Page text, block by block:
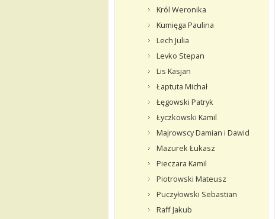
Król Weronika
Kumięga Paulina
Lech Julia
Levko Stepan
Lis Kasjan
Łaptuta Michał
Łęgowski Patryk
Łyczkowski Kamil
Majrowscy Damian i Dawid
Mazurek Łukasz
Pieczara Kamil
Piotrowski Mateusz
Puczyłowski Sebastian
Raff Jakub